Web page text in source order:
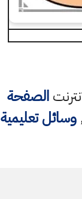
الصفحة
وسائل تعليمية